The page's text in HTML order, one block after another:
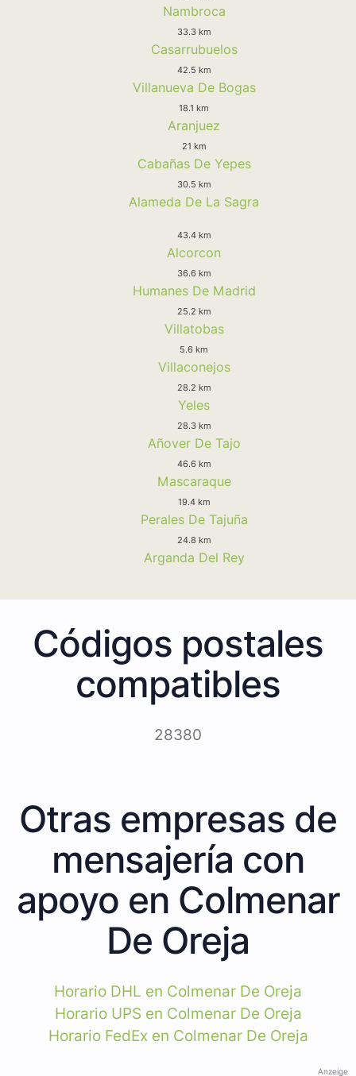
Nambroca
33.3 km
Casarrubuelos
42.5 km
Villanueva De Bogas
18.1 km
Aranjuez
21 km
Cabañas De Yepes
30.5 km
Alameda De La Sagra
43.4 km
Alcorcon
36.6 km
Humanes De Madrid
25.2 km
Villatobas
5.6 km
Villaconejos
28.2 km
Yeles
28.3 km
Añover De Tajo
46.6 km
Mascaraque
19.4 km
Perales De Tajuña
24.8 km
Arganda Del Rey
Códigos postales
compatibles
28380
Otras empresas de
mensajería con
apoyo en Colmenar
De Oreja
Horario DHL en Colmenar De Oreja
Horario UPS en Colmenar De Oreja
Horario FedEx en Colmenar De Oreja
Anzeige